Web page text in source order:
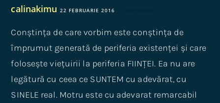
calinakimu 22 FEBRUARIE 2016
Conștința de care vorbim este conștința de
împrumut generată de periferia existenței și care
folosește viețuirii la periferia FIINȚEI. Ea nu are
legătură cu ceea ce SUNTEM cu adevărat, cu
SINELE real. Motru este cu adevarat remarcabil